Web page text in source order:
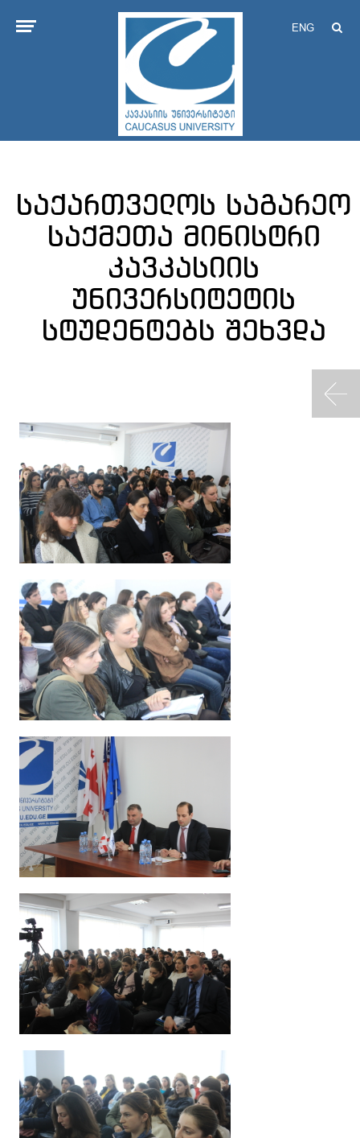
ENG
საქართველოს საგარეო
საქმეთა მინისტრი
კავკასიის
უნივერსიტეტის
სტუდენტებს შეხვდა